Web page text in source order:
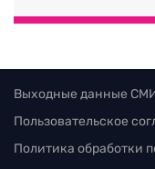
Выходные данные СМИ
Пользовательское
Политика обработки